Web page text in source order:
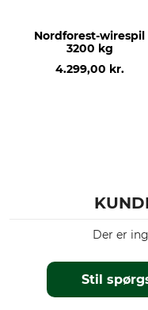
Nordforest-wirespil
3200 kg
4.299,00 kr.
Stil
Der er